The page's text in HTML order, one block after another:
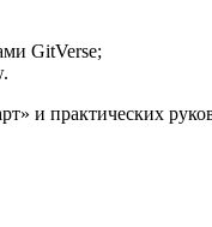
GitVerse;
и практических